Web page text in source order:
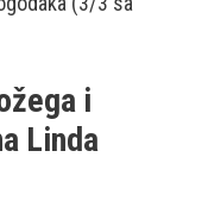
i
Linda